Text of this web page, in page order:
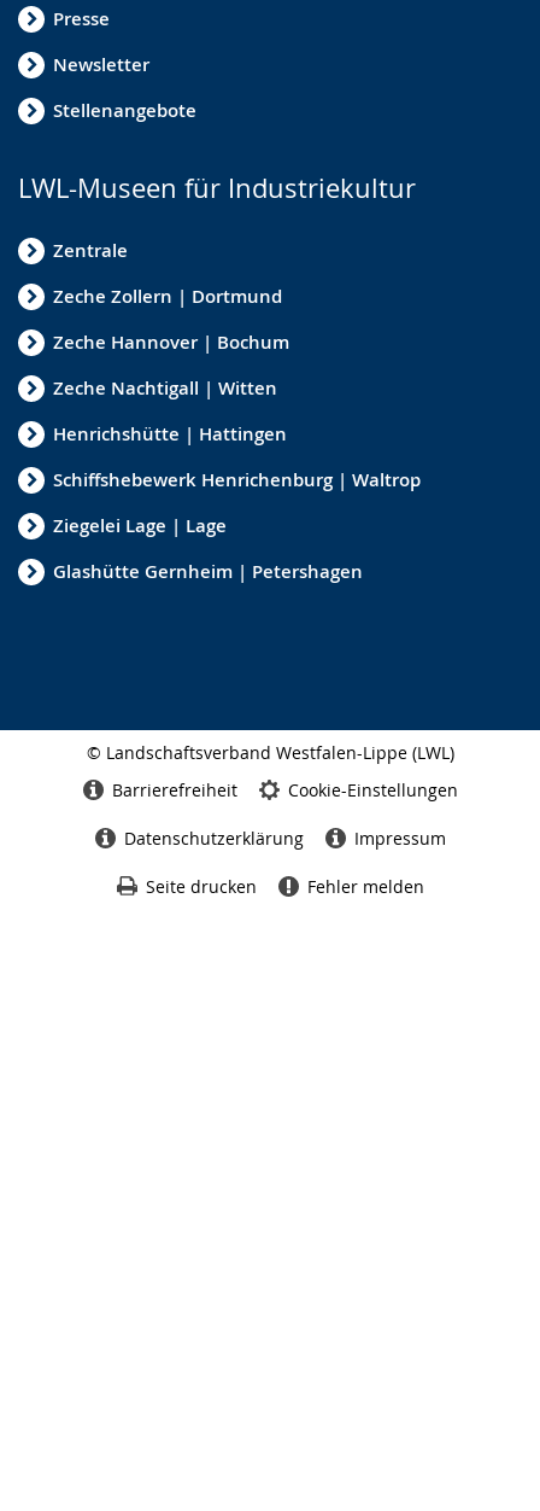
Presse
Newsletter
Stellenangebote
LWL-Museen für Industriekultur
Zentrale
Zeche Zollern | Dortmund
Zeche Hannover | Bochum
Zeche Nachtigall | Witten
Henrichshütte | Hattingen
Schiffshebewerk Henrichenburg | Waltrop
Ziegelei Lage | Lage
Glashütte Gernheim | Petershagen
© Landschaftsverband Westfalen-Lippe (LWL)
Barrierefreiheit Cookie-Einstellungen
Datenschutzerklärung Impressum
Seite drucken Fehler melden